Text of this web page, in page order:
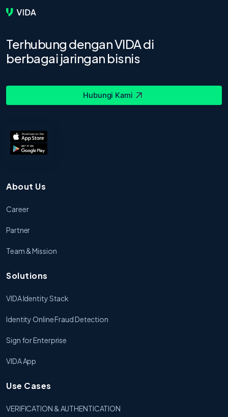
Terhubung dengan VIDA di
berbagai jaringan bisnis
Hubungi Kami
About Us
Career
Partner
Team & Mission
Solutions
VIDA Identity Stack
Identity Online Fraud Detection
Sign for Enterprise
VIDA App
Use Cases
VERIFICATION & AUTHENTICATION